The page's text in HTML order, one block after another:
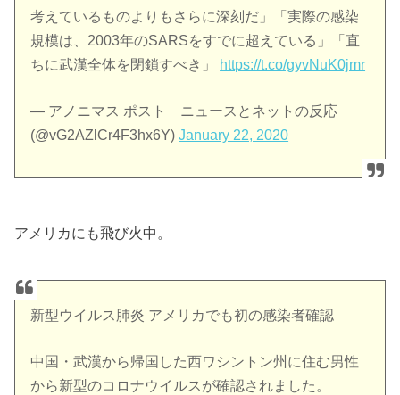
考えているものよりもさらに深刻だ」「実際の感染
規模は、2003年のSARSをすでに超えている」「直
ちに武漢全体を閉鎖すべき」
https://t.co/gyvNuK0jmr
— アノニマス ポスト ニュースとネットの反応
(@vG2AZlCr4F3hx6Y)January 22, 2020
アメリカにも飛び火中。
新型ウイルス肺炎 アメリカでも初の感染者確認
中国・武漢から帰国した西ワシントン州に住む男性
から新型のコロナウイルスが確認されました。